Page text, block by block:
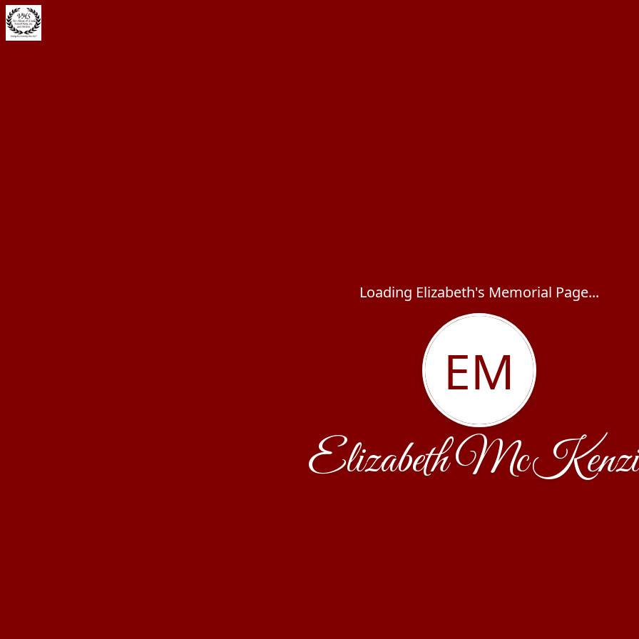
Loading Elizabeth's Memorial Page...
EM
Elizabeth